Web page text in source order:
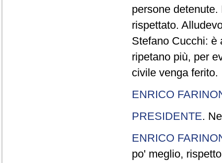
persone
rispettato.
Stefano Cucchi: è
ripetano più, per
civile venga ferito.
ENRICO
PRESIDENTE.
ENRICO
po' meglio,